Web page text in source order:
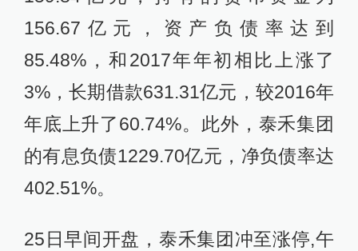
156.67亿元，资产负债率达到
85.48%，和2017年年初相比上涨了
3%，长期借款631.31亿元，较2016年
年底上升了60.74%。此外，泰禾集团
的有息负债1229.70亿元，净负债率达
402.51%。
25日早间开盘，泰禾集团冲至涨停,午